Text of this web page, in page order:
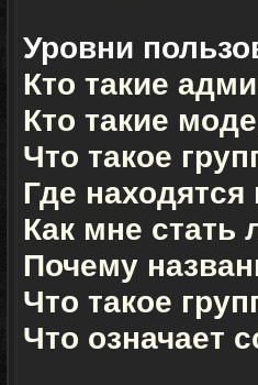
Уровни
Кто такие
Кто такие
Что такое
Где
Как мне стать
Почему
Что такое
Что означает